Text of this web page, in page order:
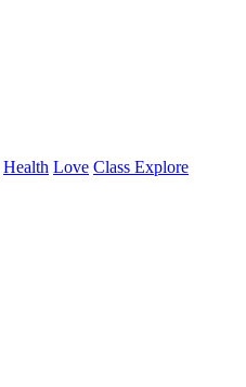
Health Love Class Explore